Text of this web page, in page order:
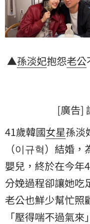
▲孫淡妃抱怨老公
[廣告]
41歲韓國女星孫淡
（이규혁）結婚
嬰兒，終於在今年
分娩過程卻讓她吃
老公也鮮少幫忙照
「壓得喘不過氣來